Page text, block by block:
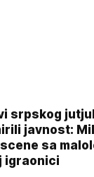
srpskog
javnost:
sa
igraonici